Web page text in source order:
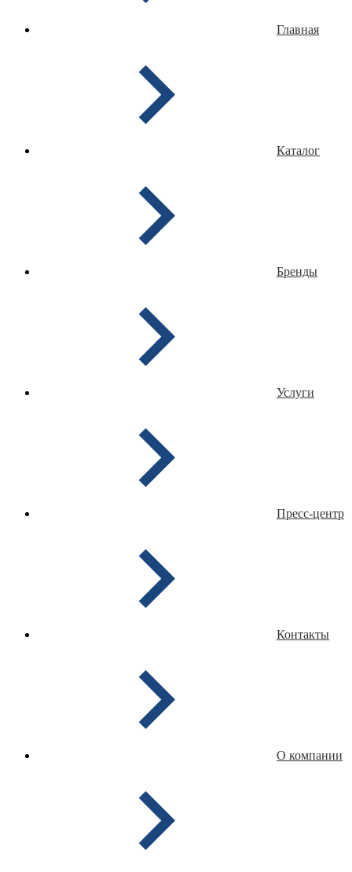
Главная
Каталог
Бренды
Услуги
Пресс-центр
Контакты
О компании